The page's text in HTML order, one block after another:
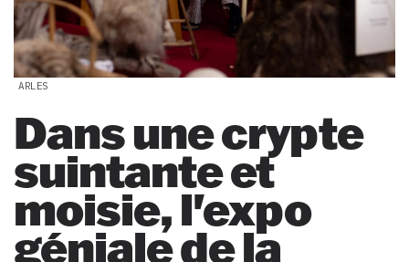
ARLES
Dans une crypte
suintante et
moisie, l'expo
géniale de la